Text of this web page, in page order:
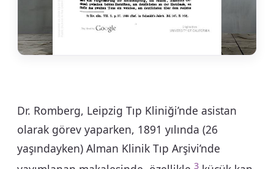
Dr. Romberg, Leipzig Tıp Kliniği’nde asistan
olarak görev yaparken, 1891 yılında (26
yaşındayken) Alman Klinik Tıp Arşivi’nde
3